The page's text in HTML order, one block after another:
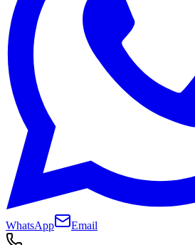
WhatsApp Email